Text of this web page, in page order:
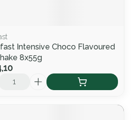
Intensive Choco Flavoured
8x55g